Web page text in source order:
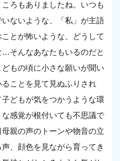
ろもありましたね。いつも
ないような、「私」が主語
とが怖いような、どうして
そんなあなたもいるのだと
もの頃に小さな願いが聞い
ことを見て見ぬふりされ
どもが気をつかうような環
感覚が根付いても不思議で
親の声のトーンや物音の立
、顔色を見ながら育ってき